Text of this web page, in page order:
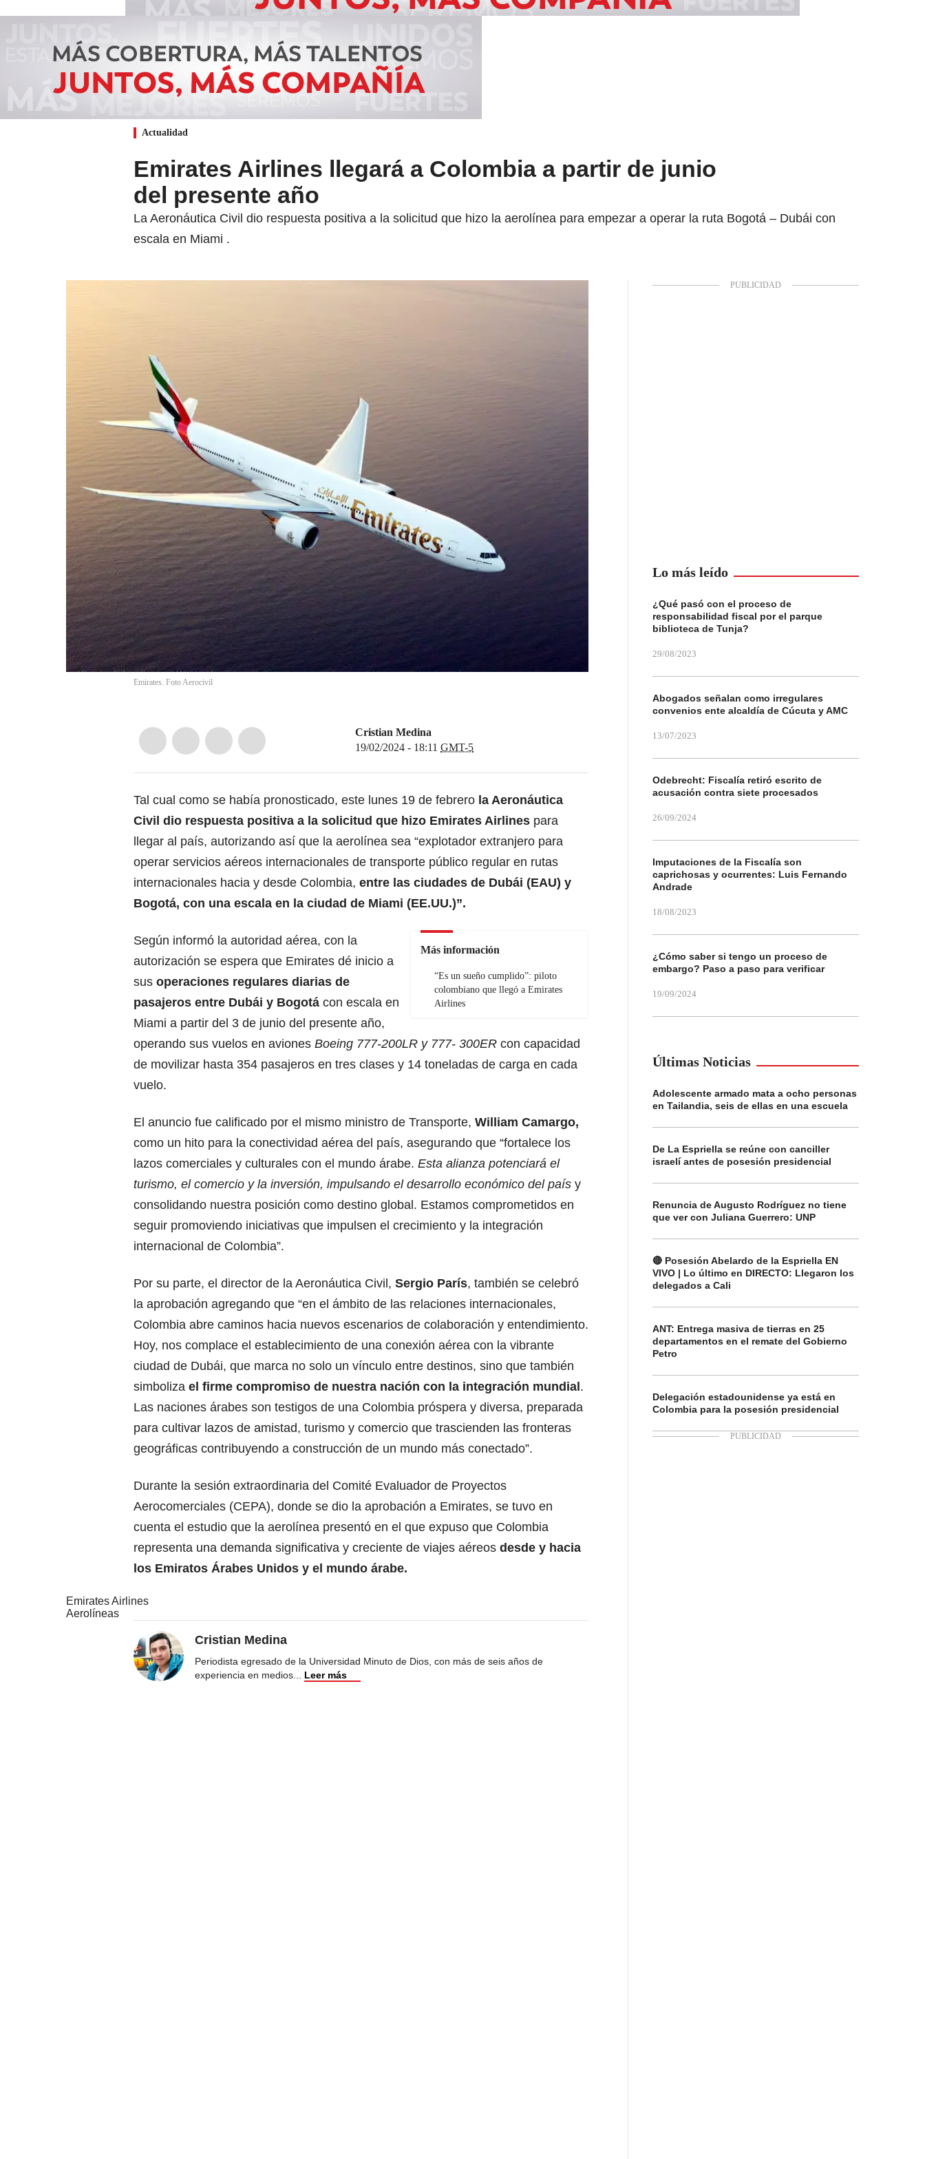
Actualidad
Emirates Airlines llegará a Colombia a partir de junio
del presente año
La Aeronáutica Civil dio respuesta positiva a la solicitud que hizo la aerolínea para empezar a operar la ruta Bogotá – Dubái con
escala en Miami .
Emirates. Foto Aerocivil
Cristian Medina
19/02/2024 - 18:11 GMT-5
Tal cual como se había pronosticado, este lunes 19 de febrero la Aeronáutica
Civil dio respuesta positiva a la solicitud que hizo Emirates Airlines para
llegar al país, autorizando así que la aerolínea sea “explotador extranjero para
operar servicios aéreos internacionales de transporte público regular en rutas
internacionales hacia y desde Colombia, entre las ciudades de Dubái (EAU) y
Bogotá, con una escala en la ciudad de Miami (EE.UU.)”.
Más información
“Es un sueño cumplido”: piloto
colombiano que llegó a Emirates
Airlines
Según informó la autoridad aérea, con la
autorización se espera que Emirates dé inicio a
sus operaciones regulares diarias de
pasajeros entre Dubái y Bogotá con escala en
Miami a partir del 3 de junio del presente año,
operando sus vuelos en aviones Boeing 777-200LR y 777- 300ER con capacidad
de movilizar hasta 354 pasajeros en tres clases y 14 toneladas de carga en cada
vuelo.
El anuncio fue calificado por el mismo ministro de Transporte, William Camargo,
como un hito para la conectividad aérea del país, asegurando que “fortalece los
lazos comerciales y culturales con el mundo árabe. Esta alianza potenciará el
turismo, el comercio y la inversión, impulsando el desarrollo económico del país y
consolidando nuestra posición como destino global. Estamos comprometidos en
seguir promoviendo iniciativas que impulsen el crecimiento y la integración
internacional de Colombia”.
Por su parte, el director de la Aeronáutica Civil, Sergio París, también se celebró
la aprobación agregando que “en el ámbito de las relaciones internacionales,
Colombia abre caminos hacia nuevos escenarios de colaboración y entendimiento.
Hoy, nos complace el establecimiento de una conexión aérea con la vibrante
ciudad de Dubái, que marca no solo un vínculo entre destinos, sino que también
simboliza el firme compromiso de nuestra nación con la integración mundial .
Las naciones árabes son testigos de una Colombia próspera y diversa, preparada
para cultivar lazos de amistad, turismo y comercio que trascienden las fronteras
geográficas contribuyendo a construcción de un mundo más conectado”.
Durante la sesión extraordinaria del Comité Evaluador de Proyectos
Aerocomerciales (CEPA), donde se dio la aprobación a Emirates, se tuvo en
cuenta el estudio que la aerolínea presentó en el que expuso que Colombia
representa una demanda significativa y creciente de viajes aéreos desde y hacia
los Emiratos Árabes Unidos y el mundo árabe.
Emirates Airlines
Aerolíneas
Cristian Medina
Periodista egresado de la Universidad Minuto de Dios, con más de seis años de
experiencia en medios... Leer más
Lo más leído
¿Qué pasó con el proceso de
responsabilidad fiscal por el parque
biblioteca de Tunja?
29/08/2023
Abogados señalan como irregulares
convenios ente alcaldía de Cúcuta y AMC
13/07/2023
Odebrecht: Fiscalía retiró escrito de
acusación contra siete procesados
26/09/2024
Imputaciones de la Fiscalía son
caprichosas y ocurrentes: Luis Fernando
Andrade
18/08/2023
¿Cómo saber si tengo un proceso de
embargo? Paso a paso para verificar
19/09/2024
Últimas Noticias
Adolescente armado mata a ocho personas
en Tailandia, seis de ellas en una escuela
De La Espriella se reúne con canciller
israelí antes de posesión presidencial
Renuncia de Augusto Rodríguez no tiene
que ver con Juliana Guerrero: UNP
🔴 Posesión Abelardo de la Espriella EN
VIVO | Lo último en DIRECTO: Llegaron los
delegados a Cali
ANT: Entrega masiva de tierras en 25
departamentos en el remate del Gobierno
Petro
Delegación estadounidense ya está en
Colombia para la posesión presidencial